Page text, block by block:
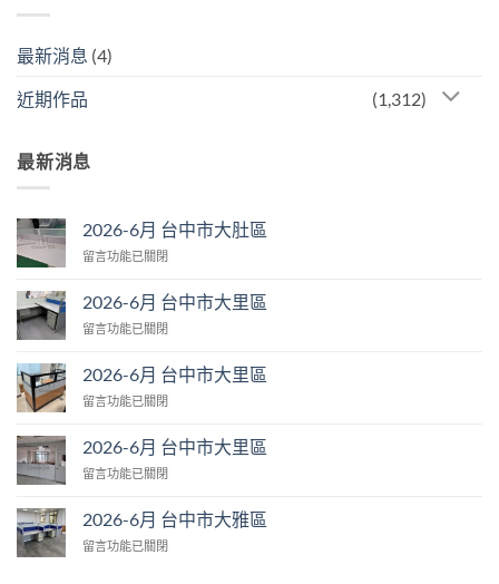
最新消息 (4)
近期作品 (1,312)
最新消息
2026-6月 台中市大肚區
在
月
台
市
肚
中
留言功能已關閉
2026-6月 台中市大里區
在
月
台
市
里
中
留言功能已關閉
2026-6月 台中市大里區
在
月
台
市
里
留言功能已關閉
2026-6月 台中市大里區
在
月
台
留言功能已關閉
2026-6月 台中市大雅區
在
留言功能已關閉